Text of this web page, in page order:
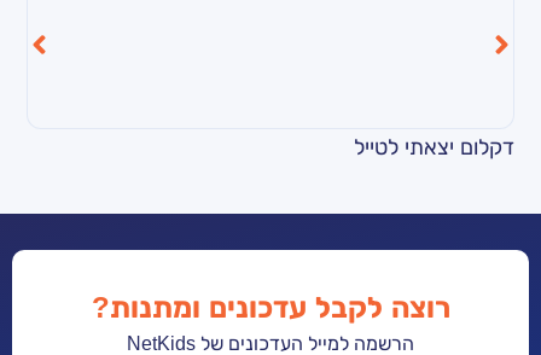
לטייל
לקבל עדכונים ומתנות?
הרשמה למייל העדכונים של NetKids